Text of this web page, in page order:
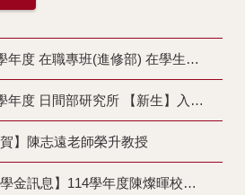
115學年度 在職專班(進修部) 在學生、復學生及延修生註冊注意事項
115學年度 日間部研究所 【新生】入學須知
賀】陳志遠老師榮升教授
【獎學金訊息】114學年度陳燦暉​校友紀念獎學金獲獎名單